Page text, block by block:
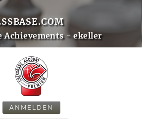
Achievements - ekeller
ANMELDEN